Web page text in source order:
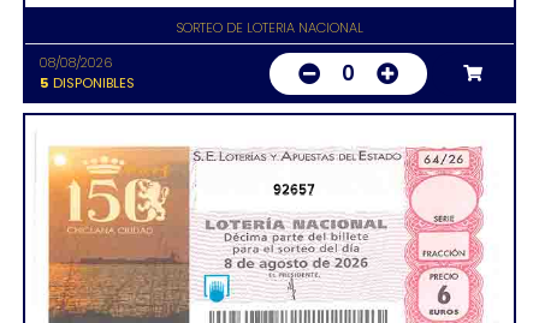
SORTEO DE LOTERIA NACIONAL
08/08/2026
5 DISPONIBLES 0
92657